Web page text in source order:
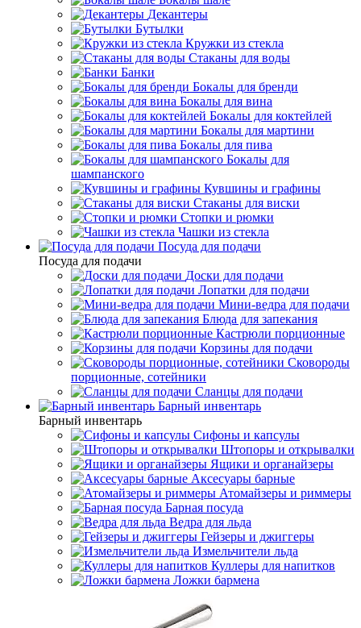
Декантеры
Бутылки
Кружки из стекла
Стаканы для воды
Банки
Бокалы для бренди
Бокалы для вина
Бокалы для коктейлей
Бокалы для мартини
Бокалы для пива
Бокалы для
шампанского
Кувшины и графины
Стаканы для виски
Стопки и рюмки
Чашки из стекла
Посуда для подачи
Посуда для подачи
Доски для подачи
Лопатки для подачи
Мини-ведра для подачи
Блюда для запекания
Кастрюли порционные
Корзины для подачи
Сковороды
порционные, сотейники
Сланцы для подачи
Барный инвентарь
Барный инвентарь
Сифоны и капсулы
Штопоры и открывалки
Ящики и органайзеры
Аксесуары барные
Атомайзеры и риммеры
Барная посуда
Ведра для льда
Гейзеры и джиггеры
Измельчители льда
Куллеры для напитков
Ложки бармена